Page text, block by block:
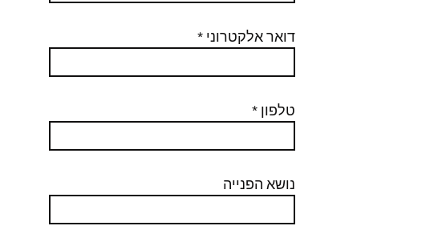
דואר אלקטרוני
טלפון
נושא הפנייה